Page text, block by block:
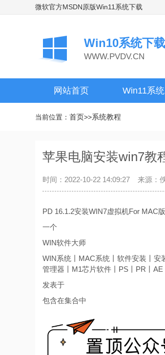
微软官方MSDN原版Win11系统下载
Win10系统下
WWW.PVDV.CN
网站首页 Win11系统
当前位置： 首页>>系统教程
苹果电脑安装win7教
时间：2022-10-22 14:09:27 来源：
PD 16.1.2安装WIN7虚拟机For MAC
一个
WIN软件大师
WIN系统丨MAC系统丨软件安装丨安
管理器丨M1芯片软件丨PS丨PR丨
发表于
包含在集合中